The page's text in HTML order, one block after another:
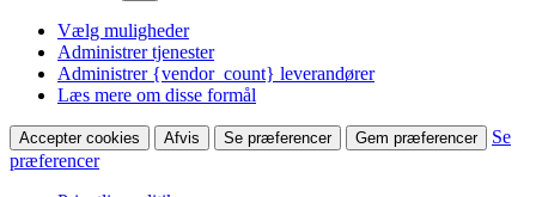
Vælg muligheder
Administrer tjenester
Administrer {vendor_count} leverandører
Læs mere om disse formål
Accepter cookies Afvis Se præferencer Gem præferencer
Se
præferencer